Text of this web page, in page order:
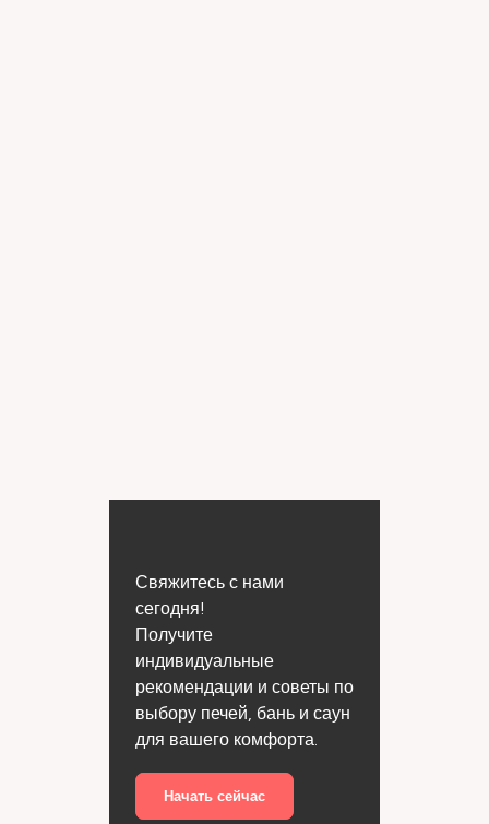
Свяжитесь с нами
сегодня!
Получите
индивидуальные
рекомендации и советы по
выбору печей, бань и саун
для вашего комфорта.
Начать сейчас